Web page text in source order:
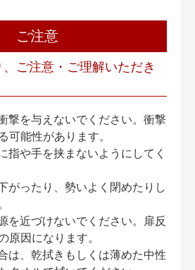
ご注意
ご注意・ご理解いただき
撃を与えないでください。衝撃
可能性があります。
指や手を挟まないようにしてく
がったり、勢いよく閉めたりし
を近づけないでください。扉反
原因になります。
は、乾拭きもしくは薄めた中性